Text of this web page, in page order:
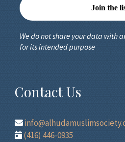
We do not share your data with
for its intended purpose
Contact Us
(416) 446-0935